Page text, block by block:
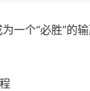
一个“必胜”的